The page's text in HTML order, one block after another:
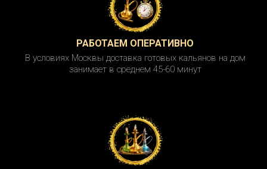
РАБОТАЕМ ОПЕРАТИВНО
В условиях Москвы доставка готовых кальянов на дом
занимает в среднем 45-60 минут